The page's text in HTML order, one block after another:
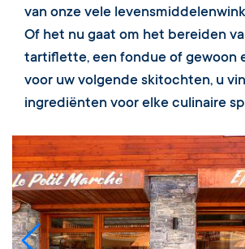
van onze vele
Of het nu gaat om het bereiden
tartiflette, een fondue of gewoon
voor uw volgende skitochten, u
ingrediënten voor elke culinaire